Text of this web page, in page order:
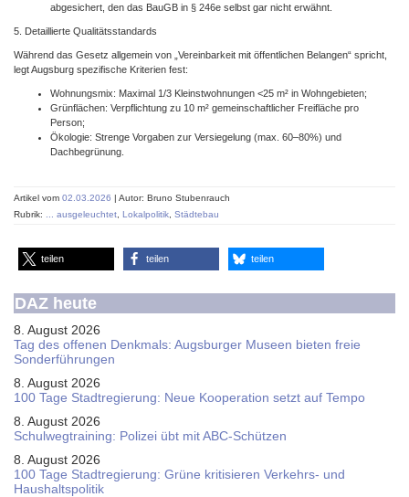
abge­sichert, den das BauGB in § 246e selbst gar nicht erwähnt.
​5. Detaillierte Qualitätsstandards
​Während das Gesetz allgemein von „Vereinbarkeit mit öffent­lichen Belangen“ spricht,
legt Augsburg spezifische Kriterien fest:
​Wohnungsmix: Maximal 1/3 Kleinst­wohnungen <25 m² in Wohngebieten;
​Grünflächen: Verpflichtung zu 10 m² gemein­schaft­licher Freifläche pro
Person;
​Ökologie: Strenge Vorgaben zur Versiegelung (max. 60–80%) und
Dachbegrünung.
Artikel vom 02.03.2026 | Autor: Bruno Stubenrauch
Rubrik:
... ausgeleuchtet Lokalpolitik Städtebau
teilen teilen teilen
DAZ heute
8. August 2026
Tag des offenen Denkmals: Augsburger Museen bieten freie
Sonderführungen
8. August 2026
100 Tage Stadtregierung: Neue Kooperation setzt auf Tempo
8. August 2026
Schul­weg­trai­ning: Poli­zei übt mit ABC-Schüt­zen
8. August 2026
100 Tage Stadtregierung: Grüne kritisieren Verkehrs- und
Haushaltspolitik